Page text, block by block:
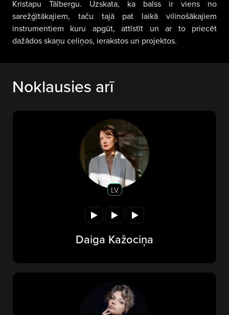
Kristapu Tālbergu. Uzskata, ka balss ir viens no
sarežģītākajiem, taču tajā pat laikā vilinošākajiem
instrumentiem kuru apgūt, attīstīt un ar to priecēt
dažādos skaņu celiņos, ierakstos un projektos.
Noklausies arī
LV
Daiga Kažociņa